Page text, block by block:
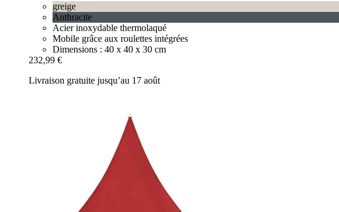
greige
Anthracite
Acier inoxydable thermolaqué
Mobile grâce aux roulettes intégrées
Dimensions : 40 x 40 x 30 cm
232,99 €
Livraison gratuite jusqu’au 17 août